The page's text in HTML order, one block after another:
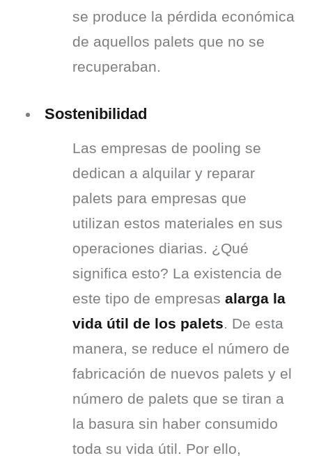
se produce la pérdida económica
de aquellos palets que no se
recuperaban.
Sostenibilidad
Las empresas de pooling se
dedican a alquilar y reparar
palets para empresas que
utilizan estos materiales en sus
operaciones diarias. ¿Qué
significa esto? La existencia de
este tipo de empresas alarga la
vida útil de los palets. De esta
manera, se reduce el número de
fabricación de nuevos palets y el
número de palets que se tiran a
la basura sin haber consumido
toda su vida útil. Por ello,